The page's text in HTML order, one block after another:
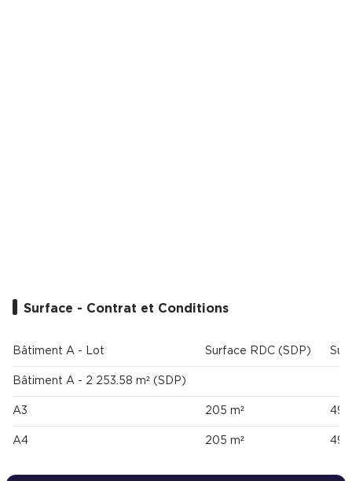
Surface - Contrat et Conditions
Bâtiment A - Lot Surface RDC (SDP)
Bâtiment A - 2 253.58 m² (SDP)
A3 205 m² 49
A4 205 m² 49